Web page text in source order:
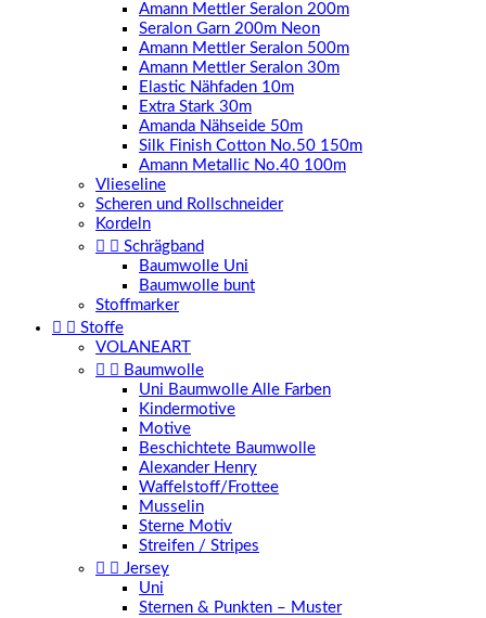
Amann Mettler Seralon 200m
Seralon Garn 200m Neon
Amann Mettler Seralon 500m
Amann Mettler Seralon 30m
Elastic Nähfaden 10m
Extra Stark 30m
Amanda Nähseide 50m
Silk Finish Cotton No.50 150m
Amann Metallic No.40 100m
Vlieseline
Scheren und Rollschneider
Kordeln
  Schrägband
Baumwolle Uni
Baumwolle bunt
Stoffmarker
  Stoffe
VOLANEART
  Baumwolle
Uni Baumwolle Alle Farben
Kindermotive
Motive
Beschichtete Baumwolle
Alexander Henry
Waffelstoff/Frottee
Musselin
Sterne Motiv
Streifen / Stripes
  Jersey
Uni
Sternen & Punkten – Muster